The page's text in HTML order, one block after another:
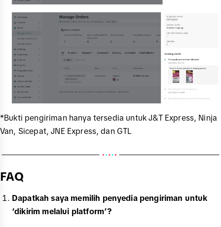
*Bukti pengiriman hanya tersedia untuk J&T Express, Ninja
Van, Sicepat, JNE Express, dan GTL
FAQ
Dapatkah saya memilih penyedia pengiriman untuk
‘dikirim melalui platform’?